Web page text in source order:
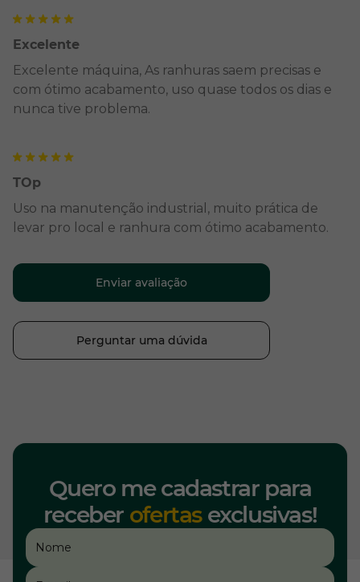
Excelente
Excelente máquina, As ranhuras saem precisas e
com ótimo acabamento, uso quase todos os dias e
nunca tive problema.
TOp
Uso na manutenção industrial, muito prática de
levar pro local e ranhura com ótimo acabamento.
Enviar avaliação
Perguntar uma dúvida
Quero me cadastrar para
receber ofertasexclusivas!